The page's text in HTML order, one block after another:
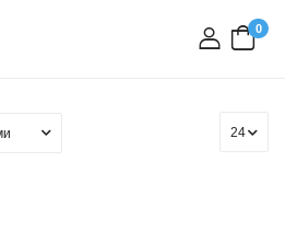
вхід
0